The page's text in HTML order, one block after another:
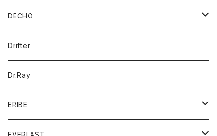
Tシャツ
パーカー
カードケース
バッグ
アウター
コート
ジャケット
アクセサリー
バッグ
キッズ
シャツ
Tシャツ
グッズ
帽子
トップス
DECHO
帽子
Drifter
Dr.Ray
ERIBE
ニット
EVERLAST